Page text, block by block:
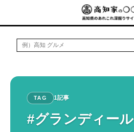
TAG 1記事
#グランディール